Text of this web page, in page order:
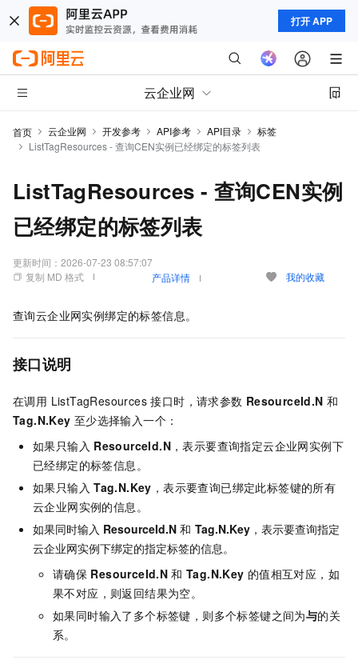
打开 APP
云企业网
首页 云企业网 开发参考 API参考 API目录
标签
ListTagResources - 查询CEN实例已经绑定的标签列表
ListTagResources - 查询CEN实例
已经绑定的标签列表
更新时间： 2026-07-23 08:57:07
复制 MD 格式
产品详情 我的收藏
查询云企业网实例绑定的标签信息。
接口说明
在调用 ListTagResources 接口时，请求参数 ResourceId.N 和
Tag.N.Key 至少选择输入一个：
如果只输入 ResourceId.N ，表示要查询指定云企业网实例下
已经绑定的标签信息。
如果只输入 Tag.N.Key ，表示要查询已绑定此标签键的所有
云企业网实例的信息。
如果同时输入 ResourceId.N 和 Tag.N.Key，表示要查询指定
云企业网实例下绑定的指定标签的信息。
请确保 ResourceId.N 和 Tag.N.Key 的值相互对应，如
果不对应，则返回结果为空。
如果同时输入了多个标签键，则多个标签键之间为与的关
系。